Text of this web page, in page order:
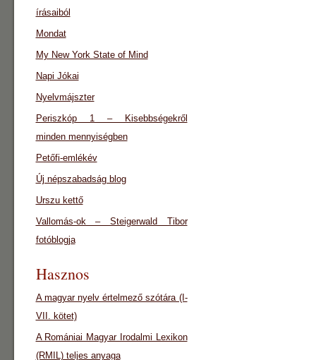
írásaiból
Mondat
My New York State of Mind
Napi Jókai
Nyelvmájszter
Periszkóp 1 – Kisebbségekről
minden mennyiségben
Petőfi-emlékév
Új népszabadság blog
Urszu kettő
Vallomás-ok – Steigerwald Tibor
fotóblogja
Hasznos
A magyar nyelv értelmező szótára (I-
VII. kötet)
A Romániai Magyar Irodalmi Lexikon
(RMIL) teljes anyaga